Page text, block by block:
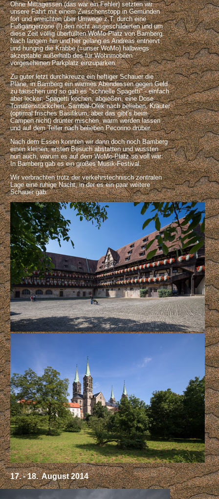
Ohne Mittagessen (das war ein Fehler) setzten wir
unsere Fahrt mit einem Zwischenstopp in Gemünden
fort und erreichten über Umwege z.T. durch eine
Fußgängerzone (!) den nicht ausgeschilderten und um
diese Zeit völlig überfüllten WoMo-Platz von Bamberg.
Nach langem hin und her gelang es Andreas entnervt
und hungrig die Krabbe (=unser WoMo) halbwegs
akzeptable außerhalb des für Wohnmobilen
vorgesehenen Parkplatz einzuparken.
Zu guter letzt durchkreuze ein heftiger Schauer die
Pläne, in Bamberg ein warmes Abendessen gegen Geld
zu tauschen und so gab es "schnelle Spagetti" - einfach
aber lecker: Spagetti kochen, abgießen, eine Dose
Tomatenstückchen, Sambal-Olek nach belieben, Kräuter
(optimal frisches Basilikum, aber das gibt's beim
Campen nicht) drunter mischen, warm werden lassen
und auf dem Teller nach belieben Pecorino drüber.
Nach dem Essen konnten wir dann doch noch Bamberg
einen kleinen, ersten Besuch abstatten und wussten
nun auch, warum es auf dem WoMo-Platz so voll war:
In Bamberg gab es ein großes Musik-Festival.
Wir verbrachten trotz der verkehrstechnisch zentralen
Lage eine ruhige Nacht, in der es ein paar weitere
Schauer gab.
17. - 18. August 2014